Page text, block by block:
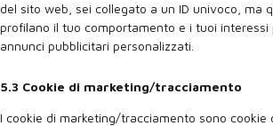
del sito web, sei collegato a un ID univoco, ma
profilano il tuo comportamento e i tuoi interessi
annunci pubblicitari personalizzati.
5.3 Cookie di marketing/tracciamento
I cookie di marketing/tracciamento sono cookie